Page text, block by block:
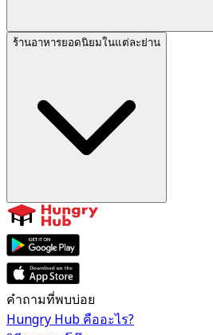
ร้านอาหารยอดนิยมในแต่ละย่าน
คำถามที่พบบ่อย
Hungry Hub คืออะไร?